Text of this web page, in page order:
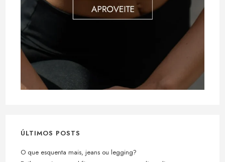
ÚLTIMOS POSTS
O que esquenta mais, jeans ou legging?